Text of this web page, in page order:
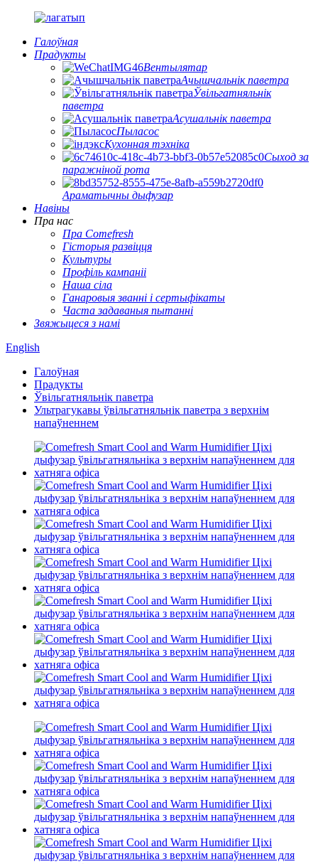
Галоўная
Прадукты
Вентылятар
Ачышчальнік паветра
Ўвільгатняльнік
паветра
Асушальнік паветра
Пыласос
Кухонная тэхніка
Сыход за
паражніной рота
Араматычны дыфузар
Навіны
Пра нас
Пра Comefresh
Гісторыя развіцця
Культуры
Профіль кампаніі
Наша сіла
Ганаровыя званні і сертыфікаты
Часта задаваныя пытанні
Звяжыцеся з намі
English
Галоўная
Прадукты
Ўвільгатняльнік паветра
Ультрагукавы ўвільгатняльнік паветра з верхнім
напаўненнем